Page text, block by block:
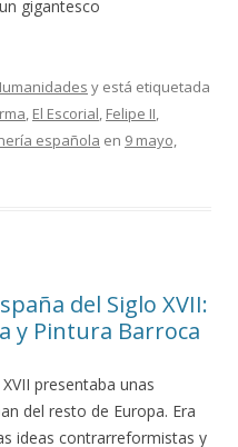
gigantesco
y está etiquetada
, El Escorial, Felipe II,
española en 9 mayo,
del Siglo XVII:
y Pintura Barroca
presentaba unas
del resto de Europa. Era
ideas contrarreformistas y